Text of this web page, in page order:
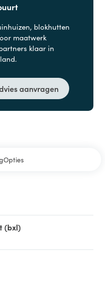
blokhutten
maatwerk
klaar in
aanvragen
Opties
(bxl)